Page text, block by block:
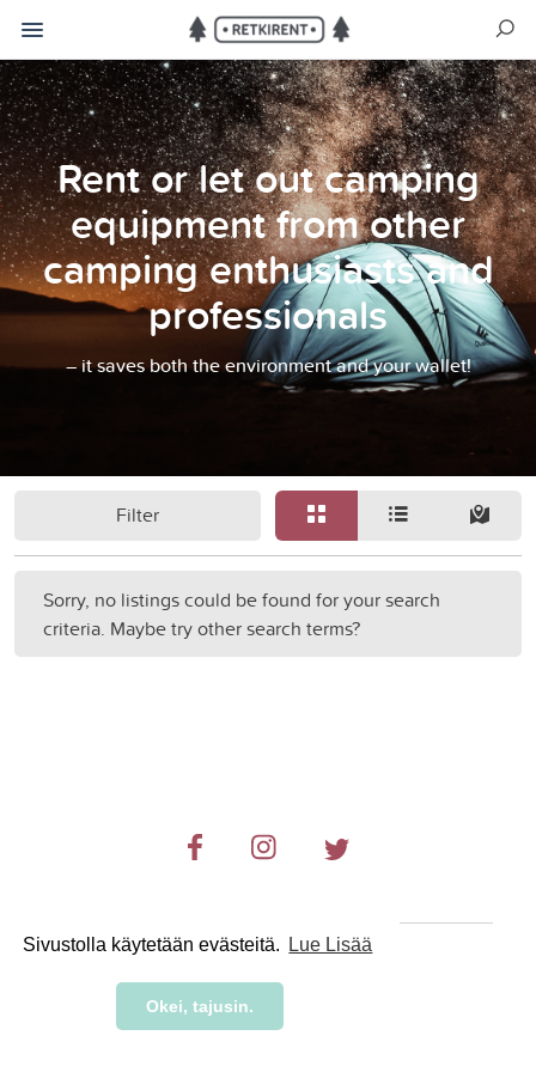
Sivustolla käytetään evästeitä. Lue Lisää
Okei, tajusin.
Rent or let out camping
equipment from other
camping enthusiasts and
professionals
– it saves both the environment and your wallet!
Filter
Sorry, no listings could be found for your search
criteria. Maybe try other search terms?